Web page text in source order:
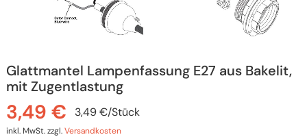
Glattmantel Lampenfassung E27 aus Bakelit,
mit Zugentlastung
3,49 € 3,49€/Stück
inkl. MwSt.zzgl.Versandkosten